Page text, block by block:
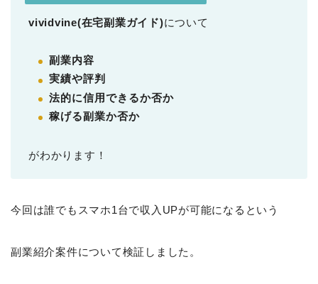
vividvine(在宅副業ガイド)について
副業内容
実績や評判
法的に信用できるか否か
稼げる副業か否か
がわかります！
今回は誰でもスマホ1台で収入UPが可能になるという
副業紹介案件について検証しました。